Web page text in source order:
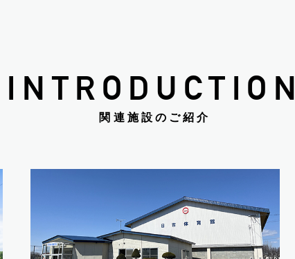
平成28年度アンケート集計結果
平成26年度アンケート調査結果
INTRODUCTION
関連施設のご紹介